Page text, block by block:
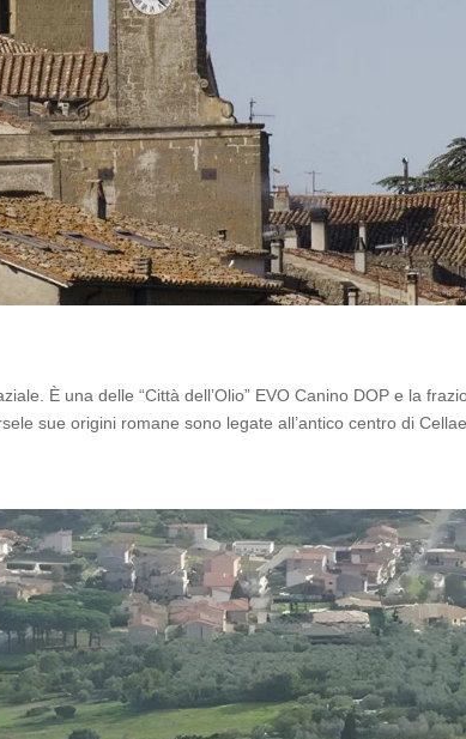
È una delle “Città dell’Olio” EVO Canino DOP e la
sue origini romane sono legate all’antico centro di